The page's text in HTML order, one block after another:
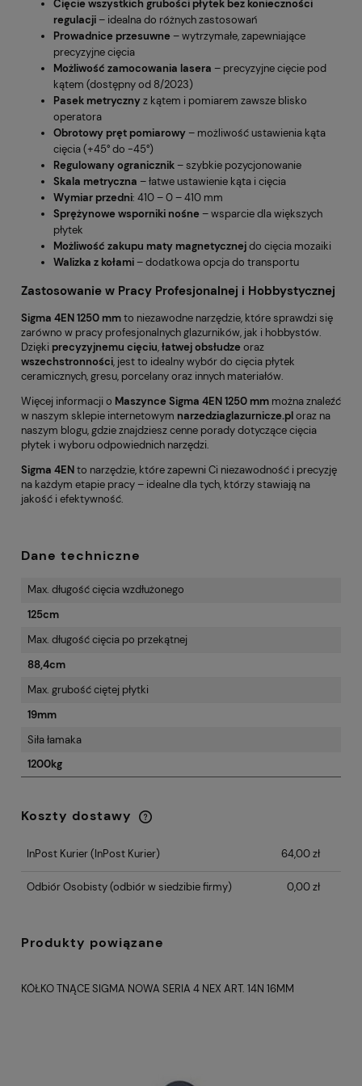
Cięcie wszystkich grubości płytek bez konieczności
regulacji– idealna do różnych zastosowań
Prowadnice przesuwne– wytrzymałe, zapewniające
precyzyjne cięcia
Możliwość zamocowania lasera – precyzyjne cięcie pod
kątem (dostępny od 8/2023)
Pasek metrycznyz kątem i pomiarem zawsze blisko
operatora
Obrotowy pręt pomiarowy– możliwość ustawienia kąta
cięcia (+45° do -45°)
Regulowany ogranicznik– szybkie pozycjonowanie
Skala metryczna – łatwe ustawienie kąta i cięcia
Wymiar przedni: 410 – 0 – 410 mm
Sprężynowe wsporniki nośne– wsparcie dla większych
płytek
Możliwość zakupu maty magnetycznejdo cięcia mozaiki
Walizka z kołami– dodatkowa opcja do transportu
Zastosowanie w Pracy Profesjonalnej i Hobbystycznej
Sigma 4EN 1250 mmto niezawodne narzędzie, które sprawdzi się
zarówno w pracy profesjonalnych glazurników, jak i hobbystów.
Dzięki precyzyjnemu cięciu,łatwej obsłudzeoraz
wszechstronności, jest to idealny wybór do cięcia płytek
ceramicznych, gresu, porcelany oraz innych materiałów.
Więcej informacji o Maszynce Sigma 4EN 1250 mm można znaleźć
w naszym sklepie internetowym narzedziaglazurnicze.ploraz na
naszym blogu, gdzie znajdziesz cenne porady dotyczące cięcia
płytek i wyboru odpowiednich narzędzi.
Sigma 4ENto narzędzie, które zapewni Ci niezawodność i precyzję
na każdym etapie pracy – idealne dla tych, którzy stawiają na
jakość i efektywność.
Dane techniczne
Max. długość cięcia wzdłużonego
125cm
Max. długość cięcia po przekątnej
88,4cm
Max. grubość ciętej płytki
19mm
Siła łamaka
1200kg
Koszty dostawy
Cena nie zawiera ewentualnych kosztów
InPost Kurier(InPost Kurier) 64,00 zł
Odbiór Osobisty(odbiór w siedzibie firmy) 0,00 zł
Produkty powiązane
TYTANOWE KÓŁKO 16MM SIGMA ART. 14NT SERIA 4 NEX